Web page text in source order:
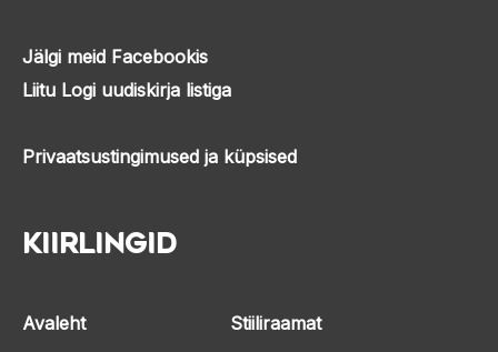
Jälgi meid Facebookis
Liitu Logi uudiskirja listiga
Privaatsustingimused ja küpsised
Kiirlingid
Avaleht Stiiliraamat